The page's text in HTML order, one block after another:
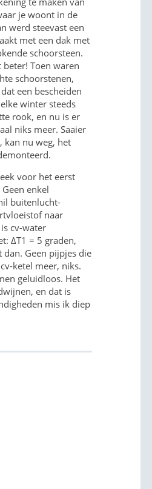
je woont in de
werd steevast een
met een dak met
schoorsteen.
beter! Toen waren
schoorstenen,
een bescheiden
winter steeds
rook, en nu is er
niks meer. Saaier
kan nu weg, het
voor het eerst
enkel
buitenlucht-
naar
cv-water
ΔT1 = 5 graden,
dan. Geen pijpjes die
ketel meer, niks.
geluidloos. Het
en dat is
mis ik diep